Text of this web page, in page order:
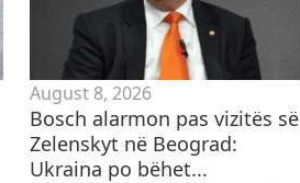
August 8, 2026
Bosch alarmon pas vizitës së
Zelenskyt në Beograd:
Ukraina po bëhet...